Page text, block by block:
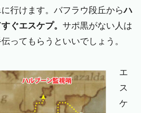
行けます。バフラウ段丘からハ
ぐエスケプ。 サポ黒がない人は
ってもらうといいでしょう。
エ
ス
ケ